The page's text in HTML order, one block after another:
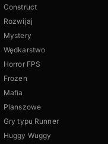
Construct
Rozwijaj
Mystery
Wędkarstwo
Horror FPS
Frozen
Mafia
Planszowe
Gry typu Runner
Huggy Wuggy